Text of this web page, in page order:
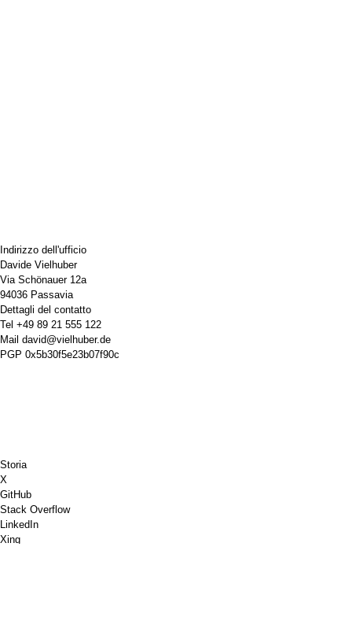
Indirizzo dell'ufficio
Davide Vielhuber
Via Schönauer 12a
94036 Passavia
Dettagli del contatto
Tel +49 89 21 555 122
Mail david@vielhuber.de
PGP 0x5b30f5e23b07f90c
Storia
X
GitHub
Stack Overflow
LinkedIn
Xing